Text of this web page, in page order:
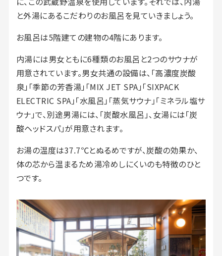
と外湯にあるこだわりのお風呂を見ていきましょう。
お風呂は5階建ての建物の4階にあります。
内湯には男女ともに6種類のお風呂と2つのサウナが
用意されています。男女共通の設備は、「高濃度炭酸
泉」「季節の芳香湯」「MIX JET SPA」「SIXPACK
ELECTRIC SPA」「水風呂」「蒸気サウナ」「ミネラル塩サ
ウナ」で、別途男湯には、「炭酸水風呂」、女湯には「炭
酸ヘッドスパ」が用意されます。
お湯の温度は37.7℃とぬるめですが、炭酸の効果か、
体の芯から温まるため湯冷めしにくいのも特徴のひと
つです。